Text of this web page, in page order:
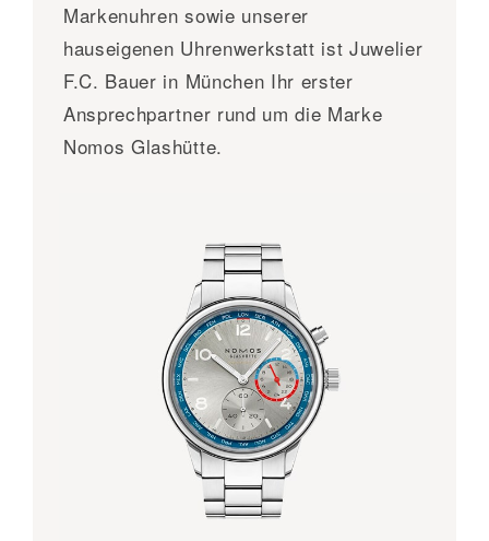
Markenuhren sowie unserer
hauseigenen Uhrenwerkstatt ist Juwelier
F.C. Bauer in München Ihr erster
Ansprechpartner rund um die Marke
Nomos Glashütte.